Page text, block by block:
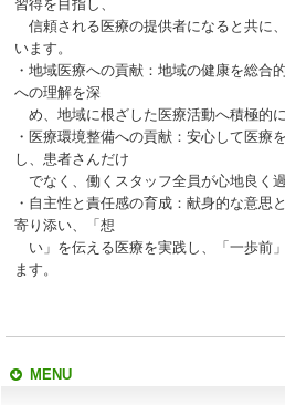
習得を目指し、
信頼される医療の提供者になると共に
います。
・地域医療への貢献：地域の健康を総合
への理解を深
め、地域に根ざした医療活動へ積極的に
・医療環境整備への貢献：安心して医療
し、患者さんだけ
でなく、働くスタッフ全員が心地良く
・自主性と責任感の育成：献身的な意思
寄り添い、「想
い」を伝える医療を実践し、「一歩前
ます。
MENU